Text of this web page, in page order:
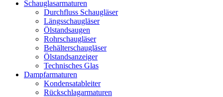
Schauglas­armaturen
Durchfluss Schaugläser
Längsschaugläser
Ölstandsaugen
Rohrschaugläser
Behälterschaugläser
Ölstandsanzeiger
Technisches Glas
Dampfarmaturen
Kondensatableiter
Rückschlagarmaturen